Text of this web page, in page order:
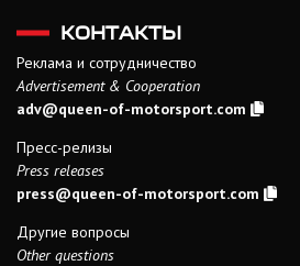
КОНТАКТЫ
Реклама и сотрудничество
Advertisement & Cooperation
adv@queen-of-motorsport.com
Пресс-релизы
Press releases
press@queen-of-motorsport.com
Другие вопросы
Other questions